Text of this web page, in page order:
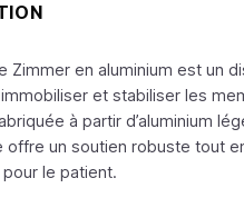
Zimmer en aluminium est un
et stabiliser les
à partir d’aluminium
offre un soutien robuste tout
le patient.